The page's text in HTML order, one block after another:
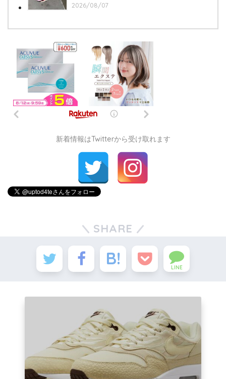
2026/08/07
新着情報はTwitterから受け取れます
SHARE
LINE